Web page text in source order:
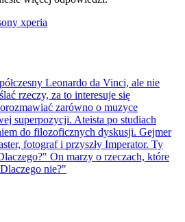
xperia
Leonardo da Vinci, ale nie
rzeczy, za to interesuje się
zarówno o muzyce
superpozycji. Ateista po studiach
do filozoficznych dyskusji. Gejmer
fotograf i przyszły Imperator. Ty
On marzy o rzeczach, które
nie?"